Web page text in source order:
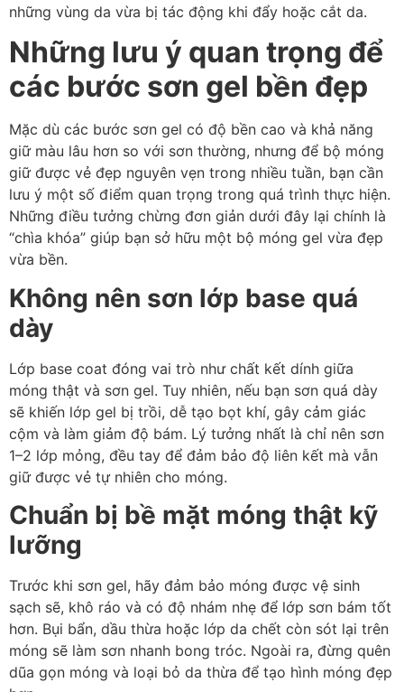
những vùng da vừa bị tác động khi đẩy hoặc cắt da.
Những lưu ý quan trọng để
các bước sơn gel bền đẹp
Mặc dù các bước sơn gel có độ bền cao và khả năng
giữ màu lâu hơn so với sơn thường, nhưng để bộ móng
giữ được vẻ đẹp nguyên vẹn trong nhiều tuần, bạn cần
lưu ý một số điểm quan trọng trong quá trình thực hiện.
Những điều tưởng chừng đơn giản dưới đây lại chính là
“chìa khóa” giúp bạn sở hữu một bộ móng gel vừa đẹp
vừa bền.
Không nên sơn lớp base quá
dày
Lớp base coat đóng vai trò như chất kết dính giữa
móng thật và sơn gel. Tuy nhiên, nếu bạn sơn quá dày
sẽ khiến lớp gel bị trồi, dễ tạo bọt khí, gây cảm giác
cộm và làm giảm độ bám. Lý tưởng nhất là chỉ nên sơn
1–2 lớp mỏng, đều tay để đảm bảo độ liên kết mà vẫn
giữ được vẻ tự nhiên cho móng.
Chuẩn bị bề mặt móng thật kỹ
lưỡng
Trước khi sơn gel, hãy đảm bảo móng được vệ sinh
sạch sẽ, khô ráo và có độ nhám nhẹ để lớp sơn bám tốt
hơn. Bụi bẩn, dầu thừa hoặc lớp da chết còn sót lại trên
móng sẽ làm sơn nhanh bong tróc. Ngoài ra, đừng quên
dũa gọn móng và loại bỏ da thừa để tạo hình móng đẹp